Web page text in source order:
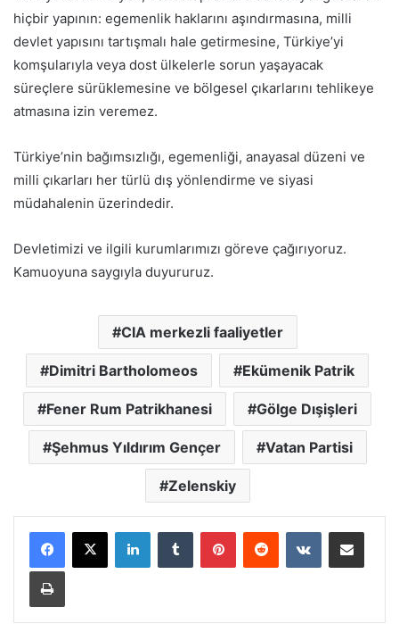
hiçbir yapının: egemenlik haklarını aşındırmasına, milli
devlet yapısını tartışmalı hale getirmesine, Türkiye’yi
komşularıyla veya dost ülkelerle sorun yaşayacak
süreçlere sürüklemesine ve bölgesel çıkarlarını tehlikeye
atmasına izin veremez.
Türkiye’nin bağımsızlığı, egemenliği, anayasal düzeni ve
milli çıkarları her türlü dış yönlendirme ve siyasi
müdahalenin üzerindedir.
Devletimizi ve ilgili kurumlarımızı göreve çağırıyoruz.
Kamuoyuna saygıyla duyururuz.
CIA merkezli faaliyetler
Dimitri Bartholomeos Ekümenik Patrik
Fener Rum Patrikhanesi Gölge Dışişleri
Şehmus Yıldırım Gençer Vatan Partisi
Zelenskiy